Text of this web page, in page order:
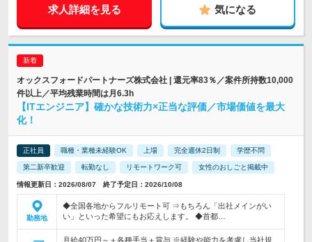
求人詳細を見る 気になる
オックスフォードパートナーズ株式会社 | 還元率83％／案件所持数10,000
件以上／平均残業時間は月6.3h
【ITエンジニア】確かな技術力×正当な評価／市場価値を最大
化！
正社員 職種・業種未経験OK 上場 完全週休2日制 学歴不問
第二新卒歓迎 転勤なし リモートワーク可 女性のおしごと掲載中
情報更新日：2026/08/07 終了予定日：2026/10/08
勤務地
◆全国各地からフルリモート可 ⇒もちろん「出社メインがい
い」といった希望にもお応えします。 ◆首都…
月給40万円～＋各種手当＋賞与 ※経験や能力を考慮し当社規